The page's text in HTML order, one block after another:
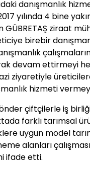
danışmanlık
yılında 4 bine
ziraat
birebir
devam ettirmeyi
ziyaretiyle
hizmeti
önder çiftçilerle iş
farklı tarımsal
uygun model
alanları
ifade etti.